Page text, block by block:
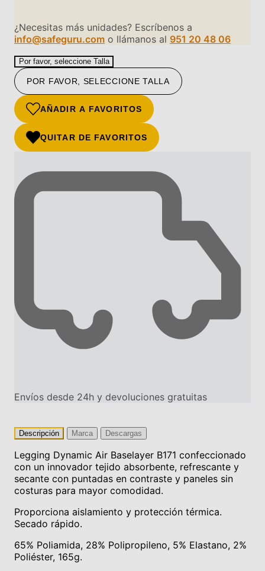
¿Necesitas más unidades? Escríbenos a
info@safeguru.com o llámanos al 951 20 48 06
Por favor, seleccione Talla
POR FAVOR, SELECCIONE TALLA
AÑADIR A FAVORITOS
QUITAR DE FAVORITOS
Envíos desde 24h y devoluciones gratuitas
Descripción Marca Descargas
Legging Dynamic Air Baselayer B171 confeccionado
con un innovador tejido absorbente, refrescante y
secante con puntadas en contraste y paneles sin
costuras para mayor comodidad.
Proporciona aislamiento y protección térmica.
Secado rápido.
65% Poliamida, 28% Polipropileno, 5% Elastano, 2%
Poliéster, 165g.